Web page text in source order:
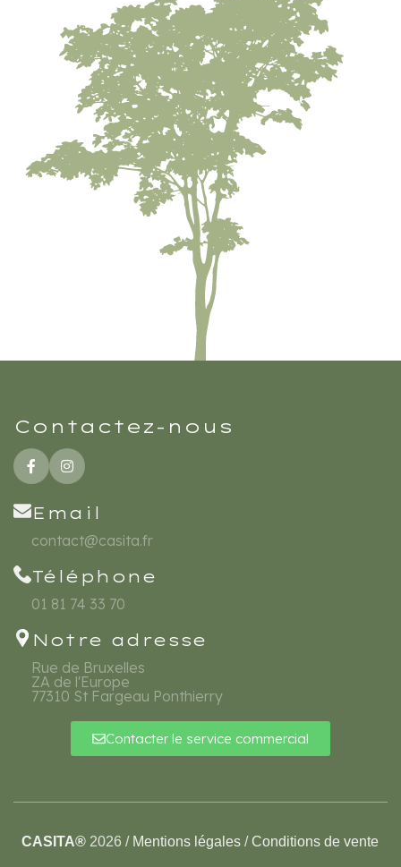
Contactez-nous
Email
contact@casita.fr
Téléphone
01 81 74 33 70
Notre adresse
Rue de Bruxelles
ZA de l'Europe
77310 St Fargeau Ponthierry
Contacter le service commercial
CASITA® 2026 / Mentions légales /Conditions de vente